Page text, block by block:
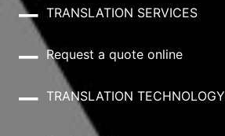
TRANSLATION SERVICES
Request a quote online
TRANSLATION TECHNOLOGY